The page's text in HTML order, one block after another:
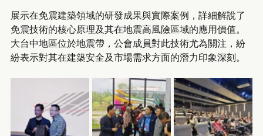
展示在免震建築領域的研發成果與實際案例，詳細解說了
免震技術的核心原理及其在地震高風險區域的應用價值。
大台中地區位於地震帶，公會成員對此技術尤為關注，紛
紛表示對其在建築安全及市場需求方面的潛力印象深刻。